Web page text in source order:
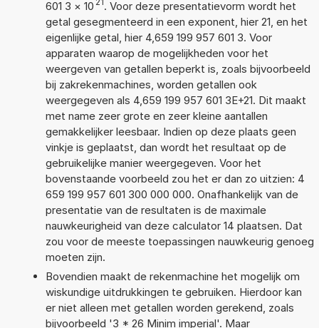
601 3 × 10
. Voor deze presentatievorm wordt het
getal gesegmenteerd in een exponent, hier 21, en het
eigenlijke getal, hier 4,659 199 957 601 3. Voor
apparaten waarop de mogelijkheden voor het
weergeven van getallen beperkt is, zoals bijvoorbeeld
bij zakrekenmachines, worden getallen ook
weergegeven als 4,659 199 957 601 3E+21. Dit maakt
met name zeer grote en zeer kleine aantallen
gemakkelijker leesbaar. Indien op deze plaats geen
vinkje is geplaatst, dan wordt het resultaat op de
gebruikelijke manier weergegeven. Voor het
bovenstaande voorbeeld zou het er dan zo uitzien: 4
659 199 957 601 300 000 000. Onafhankelijk van de
presentatie van de resultaten is de maximale
nauwkeurigheid van deze calculator 14 plaatsen. Dat
zou voor de meeste toepassingen nauwkeurig genoeg
moeten zijn.
Bovendien maakt de rekenmachine het mogelijk om
wiskundige uitdrukkingen te gebruiken. Hierdoor kan
er niet alleen met getallen worden gerekend, zoals
bijvoorbeeld '3 * 26 Minim imperial'. Maar